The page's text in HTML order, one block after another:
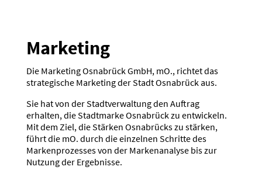
Marketing
Die Marketing Osnabrück GmbH, mO., richtet das
strate­gische Marketing der Stadt Osnabrück aus.
Sie hat von der Stadt­ver­waltung den Auftrag
erhalten, die Stadt­marke Osnabrück zu entwi­ckeln.
Mit dem Ziel, die Stärken Osnabrücks zu stärken,
führt die mO. durch die einzelnen Schritte des
Marken­pro­zesses von der Marken­analyse bis zur
Nutzung der Ergeb­nisse.